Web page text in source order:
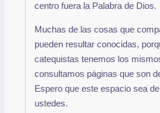
centro fuera la Palabra de Dios.
Muchas de las cosas que
pueden resultar conocidas,
catequistas tenemos los
consultamos páginas que son
Espero que este espacio sea
ustedes.